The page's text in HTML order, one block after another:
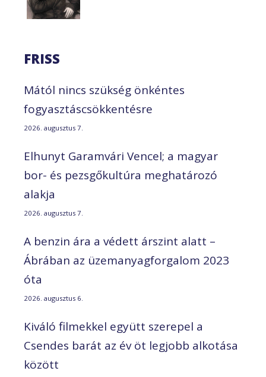
FRISS
Mától nincs szükség önkéntes
fogyasztáscsökkentésre
2026. augusztus 7.
Elhunyt Garamvári Vencel; a magyar
bor- és pezsgőkultúra meghatározó
alakja
2026. augusztus 7.
A benzin ára a védett árszint alatt –
Ábrában az üzemanyagforgalom 2023
óta
2026. augusztus 6.
Kiváló filmekkel együtt szerepel a
Csendes barát az év öt legjobb alkotása
között